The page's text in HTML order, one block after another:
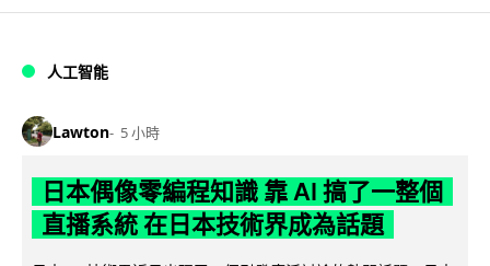
人工智能
Lawton 5 小時
日本偶像零編程知識 靠 AI 搞了一整個
直播系統 在日本技術界成為話題